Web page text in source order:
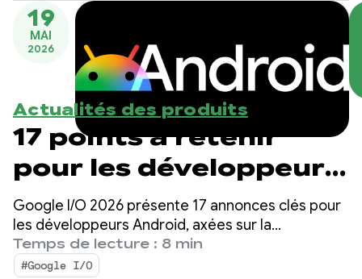
19
MAI
2026
Actualités des produits
17 points à retenir
pour les développeurs
Android lors de
Google I/O !
Google I/O 2026 présente 17 annonces clés pour
les développeurs Android, axées sur la
productivité pilotée par les agents,
Compose First comme norme d'UI, et les médias
Temps de lecture : 8 min
#Google I/O